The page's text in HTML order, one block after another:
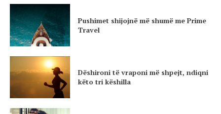
Pushimet shijojnë më shumë me Prime
Travel
Dëshironi të vraponi më shpejt, ndiqni
këto tri këshilla